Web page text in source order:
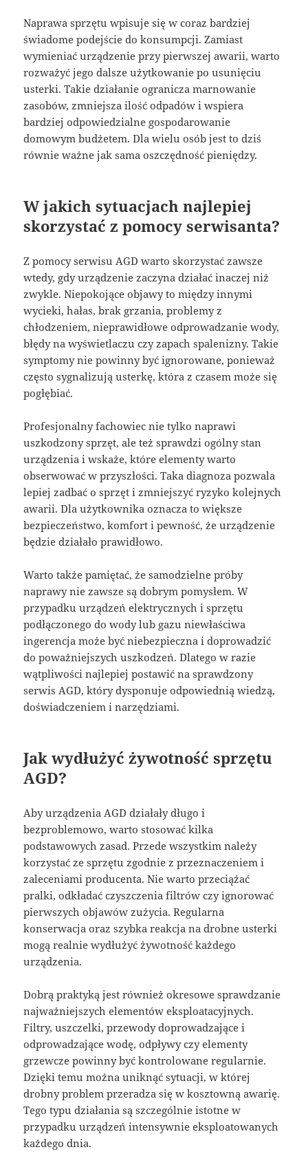
Naprawa sprzętu wpisuje się w coraz bardziej
świadome podejście do konsumpcji. Zamiast
wymieniać urządzenie przy pierwszej awarii, warto
rozważyć jego dalsze użytkowanie po usunięciu
usterki. Takie działanie ogranicza marnowanie
zasobów, zmniejsza ilość odpadów i wspiera
bardziej odpowiedzialne gospodarowanie
domowym budżetem. Dla wielu osób jest to dziś
równie ważne jak sama oszczędność pieniędzy.
W jakich sytuacjach najlepiej
skorzystać z pomocy serwisanta?
Z pomocy serwisu AGD warto skorzystać zawsze
wtedy, gdy urządzenie zaczyna działać inaczej niż
zwykle. Niepokojące objawy to między innymi
wycieki, hałas, brak grzania, problemy z
chłodzeniem, nieprawidłowe odprowadzanie wody,
błędy na wyświetlaczu czy zapach spalenizny. Takie
symptomy nie powinny być ignorowane, ponieważ
często sygnalizują usterkę, która z czasem może się
pogłębiać.
Profesjonalny fachowiec nie tylko naprawi
uszkodzony sprzęt, ale też sprawdzi ogólny stan
urządzenia i wskaże, które elementy warto
obserwować w przyszłości. Taka diagnoza pozwala
lepiej zadbać o sprzęt i zmniejszyć ryzyko kolejnych
awarii. Dla użytkownika oznacza to większe
bezpieczeństwo, komfort i pewność, że urządzenie
będzie działało prawidłowo.
Warto także pamiętać, że samodzielne próby
naprawy nie zawsze są dobrym pomysłem. W
przypadku urządzeń elektrycznych i sprzętu
podłączonego do wody lub gazu niewłaściwa
ingerencja może być niebezpieczna i doprowadzić
do poważniejszych uszkodzeń. Dlatego w razie
wątpliwości najlepiej postawić na sprawdzony
serwis AGD, który dysponuje odpowiednią wiedzą,
doświadczeniem i narzędziami.
Jak wydłużyć żywotność sprzętu
AGD?
Aby urządzenia AGD działały długo i
bezproblemowo, warto stosować kilka
podstawowych zasad. Przede wszystkim należy
korzystać ze sprzętu zgodnie z przeznaczeniem i
zaleceniami producenta. Nie warto przeciążać
pralki, odkładać czyszczenia filtrów czy ignorować
pierwszych objawów zużycia. Regularna
konserwacja oraz szybka reakcja na drobne usterki
mogą realnie wydłużyć żywotność każdego
urządzenia.
Dobrą praktyką jest również okresowe sprawdzanie
najważniejszych elementów eksploatacyjnych.
Filtry, uszczelki, przewody doprowadzające i
odprowadzające wodę, odpływy czy elementy
grzewcze powinny być kontrolowane regularnie.
Dzięki temu można uniknąć sytuacji, w której
drobny problem przeradza się w kosztowną awarię.
Tego typu działania są szczególnie istotne w
przypadku urządzeń intensywnie eksploatowanych
każdego dnia.